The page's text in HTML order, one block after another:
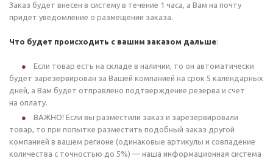
Заказ будет внесен в систему в течение 1 часа, а Вам на почту
придет уведомление о размещении заказа.
Что будет происходить с вашим заказом дальше:
Если товар есть на складе в наличии, то он автоматически
будет зарезервирован за Вашей компанией на срок 5 календарных
дней, а Вам будет отправлено подтверждение резерва и счет
на оплату.
ВАЖНО! Если вы разместили заказ и зарезервировали
товар, то при попытке разместить подобный заказ другой
компанией в вашем регионе (одинаковые артикулы и совпадение
количества с точностью до 5%) — наша информационная система